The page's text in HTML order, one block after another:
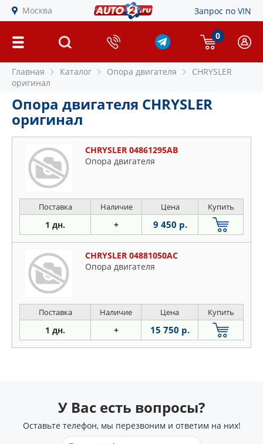
Москва Запрос по VIN
0
Главная Каталог Опора двигателя
CHRYSLER
оригинал
Опора двигателя CHRYSLER
оригинал
CHRYSLER 04861295AB
Опора двигателя
Поставка Наличие Цена Купить
1 дн. + 9 450 р.
CHRYSLER 04881050AC
Опора двигателя
Поставка Наличие Цена Купить
1 дн. + 15 750 р.
У Вас есть вопросы?
Оставьте телефон, мы перезвоним и ответим на них!